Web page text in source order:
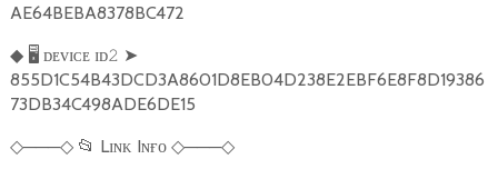
AE64BEBA8378BC472
◆ 🖥️ ᴅᴇᴠɪᴄᴇ ɪᴅ𝟸 ➤
855D1C54B43DCD3A8601D8EB04D238E2EBF6E8F8D19386
73DB34C498ADE6DE15
◇───◇ 📂 Lɪɴᴋ Iɴғᴏ ◇───◇